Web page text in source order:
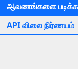
ஆவணங்களை
API விலை நிர்ணயம்